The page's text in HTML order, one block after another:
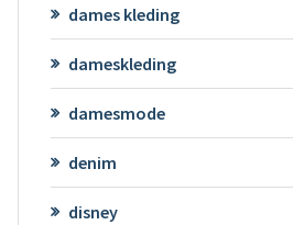
dames kleding
dameskleding
damesmode
denim
disney